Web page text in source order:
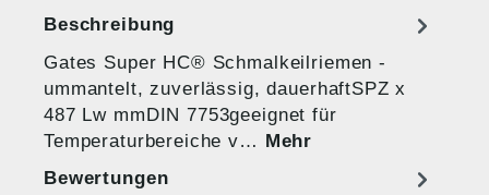
Beschreibung
Gates Super HC® Schmalkeilriemen -
ummantelt, zuverlässig, dauerhaftSPZ x
487 Lw mmDIN 7753geeignet für
Temperaturbereiche v… Mehr
Bewertungen